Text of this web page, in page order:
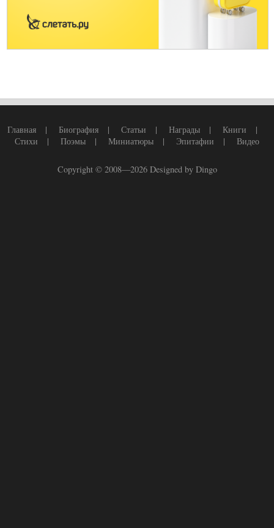
Главная | Биография | Статьи | Награды | Книги |
Стихи | Поэмы | Миниатюры | Эпитафии | Видео
Copyright © 2008—2026 Designed by Dingo